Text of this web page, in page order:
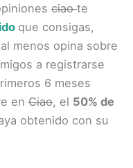
ciaote
que consigas,
menos opina sobre
a registrarse
6 meses
en Ciao, el 50% de
obtenido con su